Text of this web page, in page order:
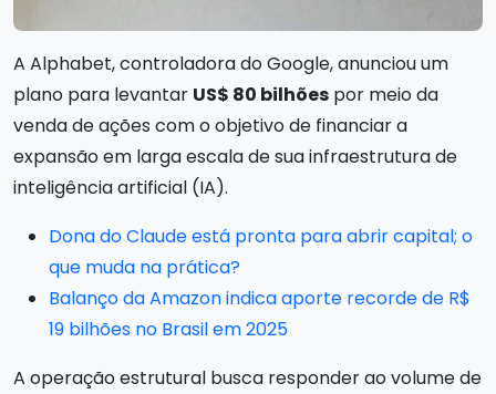
A Alphabet, controladora do Google, anunciou um
plano para levantar US$ 80 bilhões por meio da
venda de ações com o objetivo de financiar a
expansão em larga escala de sua infraestrutura de
inteligência artificial (IA).
Dona do Claude está pronta para abrir capital; o
que muda na prática?
Balanço da Amazon indica aporte recorde de R$
19 bilhões no Brasil em 2025
A operação estrutural busca responder ao volume de